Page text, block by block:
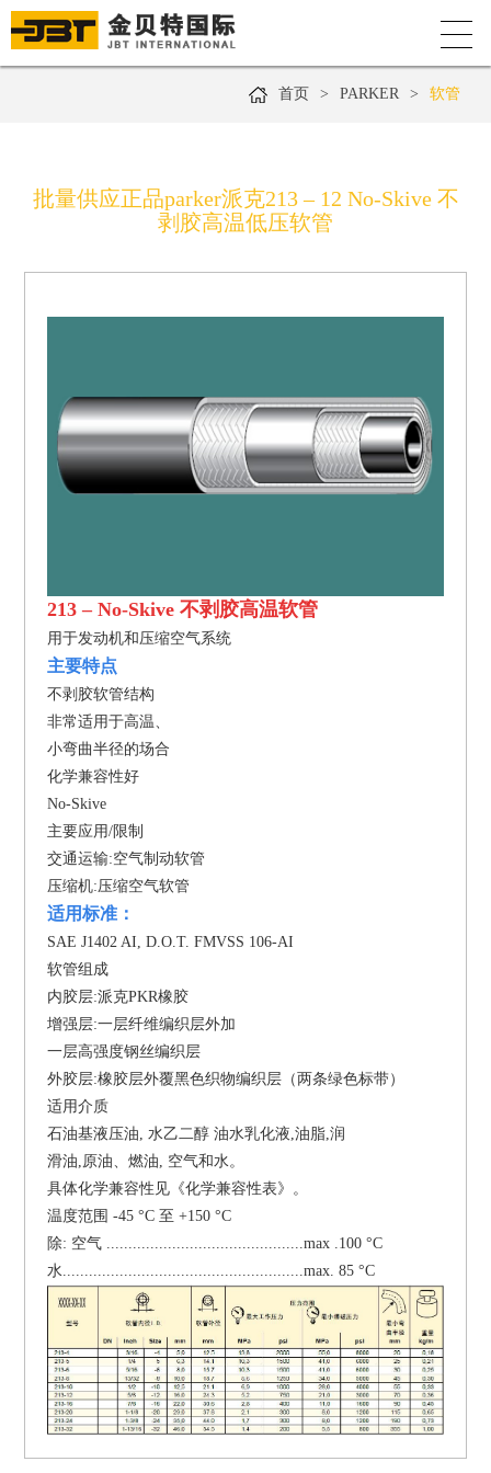
首页 > PARKER > 软管
批量供应正品parker派克213 – 12 No-Skive 不
剥胶高温低压软管
213 – No-Skive 不剥胶高温软管
用于发动机和压缩空气系统
主要特点
不剥胶软管结构
非常适用于高温、
小弯曲半径的场合
化学兼容性好
No-Skive
主要应用/限制
交通运输:空气制动软管
压缩机:压缩空气软管
适用标准：
SAE J1402 AI, D.O.T. FMVSS 106-AI
软管组成
内胶层:派克PKR橡胶
增强层:一层纤维编织层外加
一层高强度钢丝编织层
外胶层:橡胶层外覆黑色织物编织层 （两条绿色标带）
适用介质
石油基液压油, 水乙二醇 油水乳化液,油脂,润
滑油,原油、燃油, 空气和水。
具体化学兼容性见《化学兼容性表》。
温度范围 -45 °C 至 +150 °C
除: 空气 .............................................max .100 °C
水.......................................................max. 85 °C